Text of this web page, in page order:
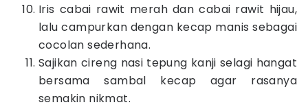
Iris cabai rawit merah dan cabai rawit hijau,
lalu campurkan dengan kecap manis sebagai
cocolan sederhana.
Sajikan cireng nasi tepung kanji selagi hangat
bersama sambal kecap agar rasanya
semakin nikmat.